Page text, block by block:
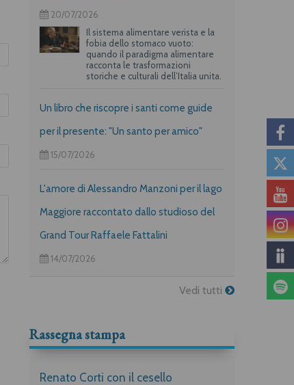
20/07/2026
Il sistema alimentare verista e la
fobia dello stomaco vuoto:
quando il paradigma alimentare
racconta le trasformazioni
storiche e culturali dell’Italia unita.
Un libro che riscopre i santi come guide
per il presente: "Un santo per amico"
15/07/2026
L'amore di Alessandro Manzoni per il lago
Maggiore raccontato dallo studioso del
Grand Tour Raffaele Fattalini
14/07/2026
Vedi tutti
Rassegna stampa
Renato Corti con il cesello